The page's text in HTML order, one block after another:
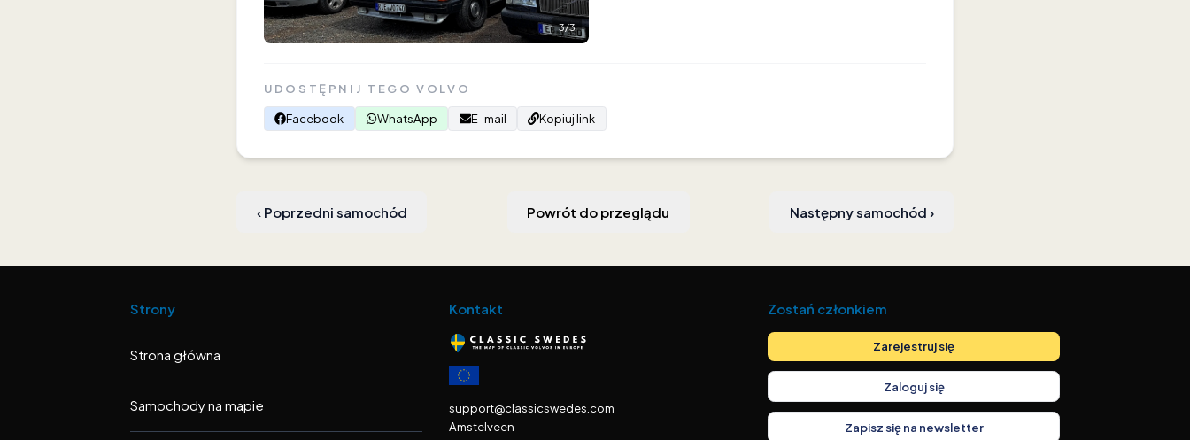
3/3
UDOSTĘPNIJ TEGO VOLVO
Facebook
WhatsApp E-mail Kopiuj link
‹ Poprzedni samochód Powrót do przeglądu Następny samochód ›
Strony
Strona główna
Samochody na mapie
Kontakt
support@classicswedes.com
Amstelveen
Zostań członkiem
Zarejestruj się
Zaloguj się
Zapisz się na newsletter